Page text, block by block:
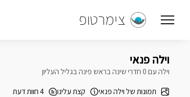
צימרטופ
וילה פנאי
וילה עם 0 חדרי שינה בראש פינה בגליל העליון
תמונות של וילה פנאי
קצת עלינו 4 חוות דעת